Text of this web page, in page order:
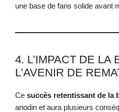
une base de fans solide avant
4. L’IMPACT DE LA
L’AVENIR DE
Ce succès retentissant de la
anodin et aura plusieurs